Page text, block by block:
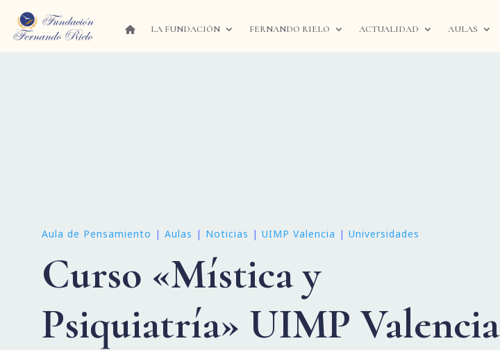
LA FUNDACIÓN FERNANDO RIELO ACTUALIDAD AULAS
Aula de Pensamiento | Aulas | Noticias | UIMP Valencia | Universidades
Curso «Mística y
Psiquiatría» UIMP Valencia